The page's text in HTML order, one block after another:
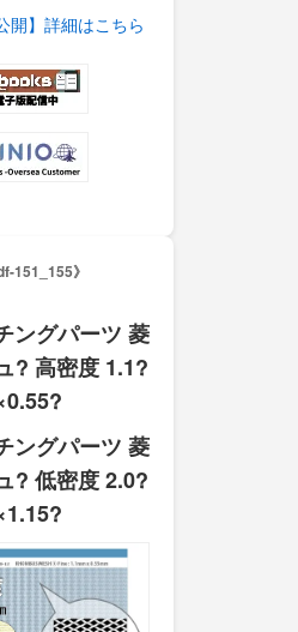
開】詳細はこちら
151_155》
ングパーツ 菱
? 高密度 1.1?
ングパーツ 菱
? 低密度 2.0?